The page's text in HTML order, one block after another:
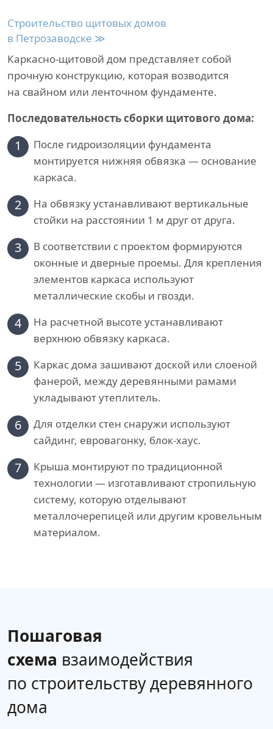
Строительство щитовых домов
в Петрозаводске ≫
Каркасно-щитовой дом представляет собой
прочную конструкцию, которая возводится
на свайном или ленточном фундаменте.
Последовательность сборки щитового дома:
1
После гидроизоляции фундамента
монтируется нижняя обвязка — основание
каркаса.
2
На обвязку устанавливают вертикальные
стойки на расстоянии 1 м друг от друга.
3
В соответствии с проектом формируются
оконные и дверные проемы. Для крепления
элементов каркаса используют
металлические скобы и гвозди.
4
На расчетной высоте устанавливают
верхнюю обвязку каркаса.
5
Каркас дома зашивают доской или слоеной
фанерой, между деревянными рамами
укладывают утеплитель.
6
Для отделки стен снаружи используют
сайдинг, евровагонку, блок-хаус.
7
Крыша монтируют по традиционной
технологии — изготавливают стропильную
систему, которую отделывают
металлочерепицей или другим кровельным
материалом.
Пошаговая
схема взаимодействия
по строительству деревянного
дома